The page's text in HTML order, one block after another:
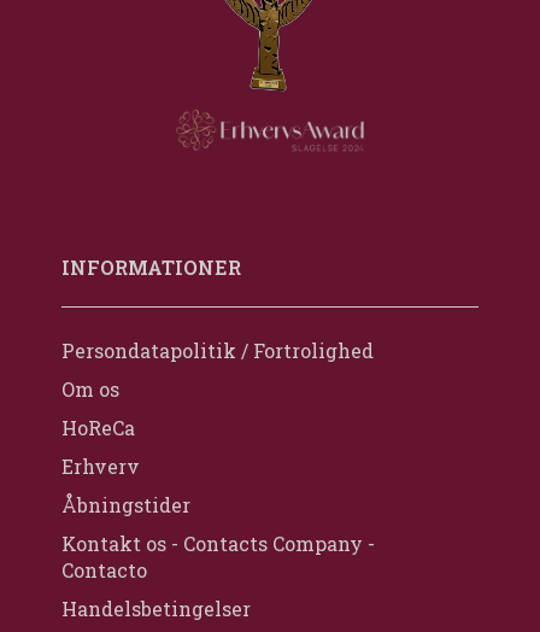
INFORMATIONER
Persondatapolitik / Fortrolighed
Om os
HoReCa
Erhverv
Åbningstider
Kontakt os - Contacts Company -
Contacto
Handelsbetingelser